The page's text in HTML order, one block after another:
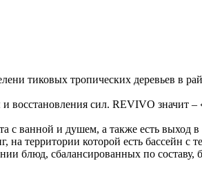
тиковых тропических деревьев в
восстановления сил. REVIVO значит
с ванной и душем, а также есть выход
территории которой есть бассейн с
блюд, сбалансированных по